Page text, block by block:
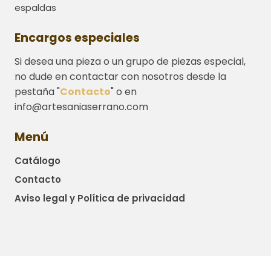
espaldas
Encargos especiales
Si desea una pieza o un grupo de piezas especial,
no dude en contactar con nosotros desde la
pestaña "Contacto" o en
info@artesaniaserrano.com
Menú
Catálogo
Contacto
Aviso legal y Política de privacidad